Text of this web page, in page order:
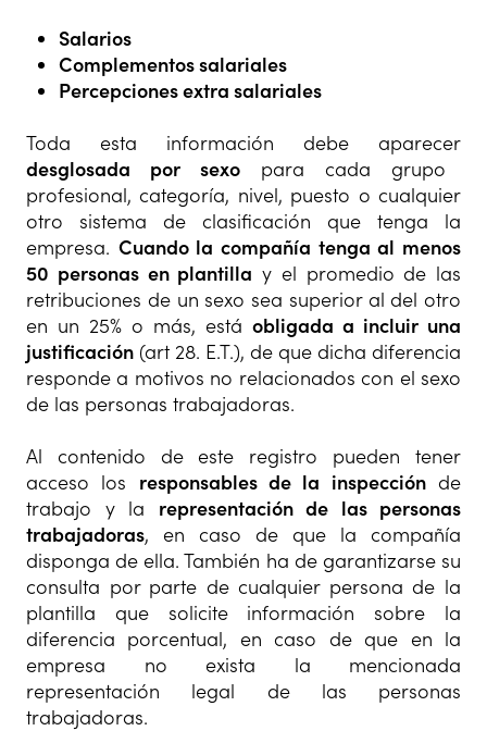
Salarios
Complementos salariales
Percepciones extra salariales
Toda esta información debe aparecer
desglosada por sexo para cada grupo
profesional, categoría, nivel, puesto o cualquier
otro sistema de clasificación que tenga la
empresa. Cuando la compañía tenga al menos
50 personas en plantilla y el promedio de las
retribuciones de un sexo sea superior al del otro
en un 25% o más, está obligada a incluir una
justificación (art 28. E.T.), de que dicha diferencia
responde a motivos no relacionados con el sexo
de las personas trabajadoras.
Al contenido de este registro pueden tener
acceso los responsables de la inspecciónde
trabajo y la representación de las personas
trabajadoras, en caso de que la compañía
disponga de ella. También ha de garantizarse su
consulta por parte de cualquier persona de la
plantilla que solicite información sobre la
diferencia porcentual, en caso de que en la
empresa no exista la mencionada
representación legal de las personas
trabajadoras.